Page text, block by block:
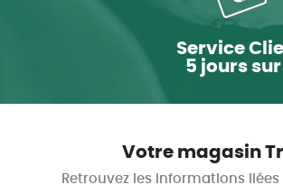
Service
5 jours sur
Votre magasin
Retrouvez les informations